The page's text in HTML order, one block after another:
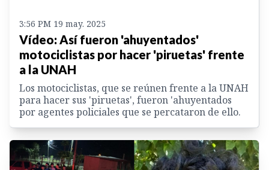
3:56 PM 19 may. 2025
Vídeo: Así fueron 'ahuyentados'
motociclistas por hacer 'piruetas' frente
a la UNAH
Los motociclistas, que se reúnen frente a la UNAH
para hacer sus 'piruetas', fueron 'ahuyentados
por agentes policiales que se percataron de ello.